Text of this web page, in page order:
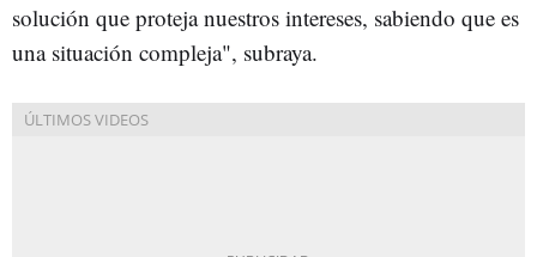
solución que proteja nuestros intereses, sabiendo que es
una situación compleja", subraya.